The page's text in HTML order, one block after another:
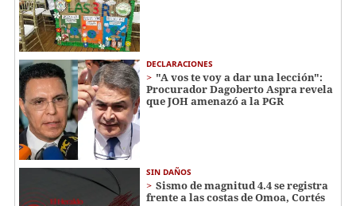
DECLARACIONES
"A vos te voy a dar una lección":
Procurador Dagoberto Aspra revela
que JOH amenazó a la PGR
SIN DAÑOS
Sismo de magnitud 4.4 se registra
frente a las costas de Omoa, Cortés